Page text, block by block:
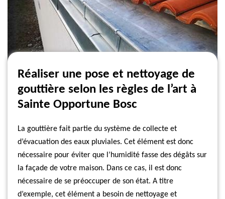
Réaliser une pose et nettoyage de
gouttière selon les règles de l’art à
Sainte Opportune Bosc
La gouttière fait partie du système de collecte et
d’évacuation des eaux pluviales. Cet élément est donc
nécessaire pour éviter que l’humidité fasse des dégâts sur
la façade de votre maison. Dans ce cas, il est donc
nécessaire de se préoccuper de son état. A titre
d’exemple, cet élément a besoin de nettoyage et